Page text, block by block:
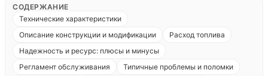
СОДЕРЖАНИЕ
Технические характеристики
Описание конструкции и модификации
Расход топлива
Надежность и ресурс: плюсы и минусы
Регламент обслуживания
Типичные проблемы и поломки